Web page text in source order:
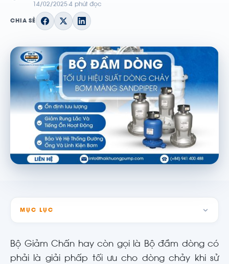
14/02/2025 4 phút đọc
CHIA SẺ
MỤC LỤC
Bộ Giảm Chấn hay còn gọi là Bộ đầm dòng có
phải là giải phấp tối ưu cho dòng chảy khi sử